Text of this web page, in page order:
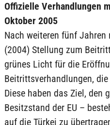
Offizielle Verhandlungen
Oktober 2005
Nach weiteren fünf Jahren
(2004) Stellung zum
grünes Licht für die
Beitrittsverhandlungen,
Diese haben das Ziel, den
Besitzstand der EU –
auf die Türkei zu